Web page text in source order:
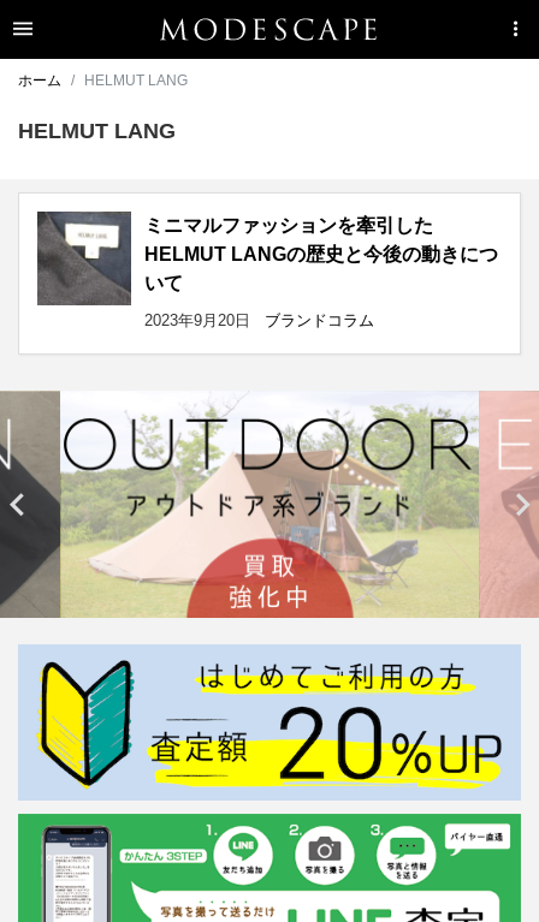
ホーム HELMUT LANG
HELMUT LANG
ミニマルファッションを牽引した
HELMUT LANGの歴史と今後の動きにつ
いて
2023年9月20日 ブランドコラム
 